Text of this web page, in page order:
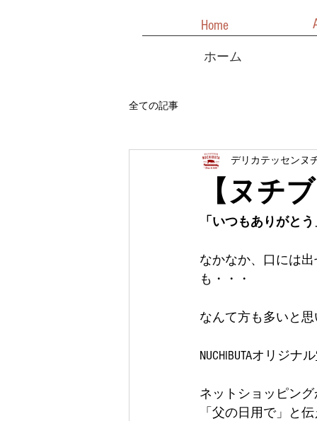
Home
ホーム
全ての記事
【ヌチ
デリカテッセンヌ
「いつもありがと
なかなか、口には
も・・・
なんて方も多いと
NUCHIBUTAオリジナル
ネットショッピン
「父の日用で」と